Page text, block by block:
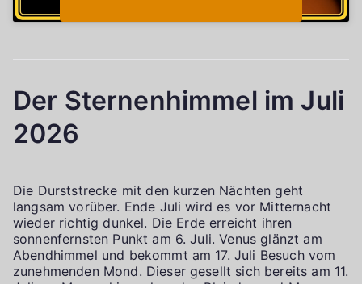
Der Sternenhimmel im Juli
2026
Die Durststrecke mit den kurzen Nächten geht
langsam vorüber. Ende Juli wird es vor Mitternacht
wieder richtig dunkel. Die Erde erreicht ihren
sonnenfernsten Punkt am 6. Juli. Venus glänzt am
Abendhimmel und bekommt am 17. Juli Besuch vom
zunehmenden Mond. Dieser gesellt sich bereits am 11.